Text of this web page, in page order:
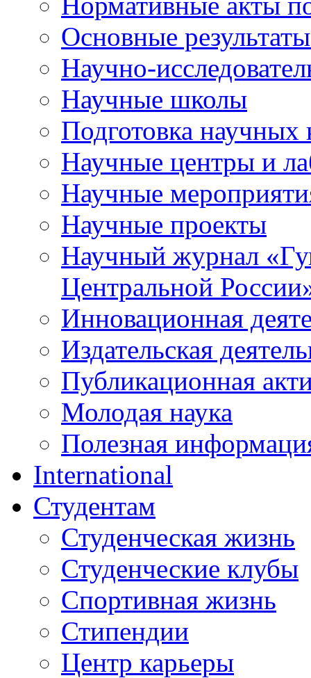
Основные
Научно-
Научные школы
Подготовка научных
Научные центры и
Научные
Научные проекты
Научный журнал «
Центральной
Инновационная
Издательская
Публикационная
Молодая наука
Полезная
International
Студентам
Студенческая жизнь
Студенческие клубы
Спортивная жизнь
Стипендии
Центр карьеры